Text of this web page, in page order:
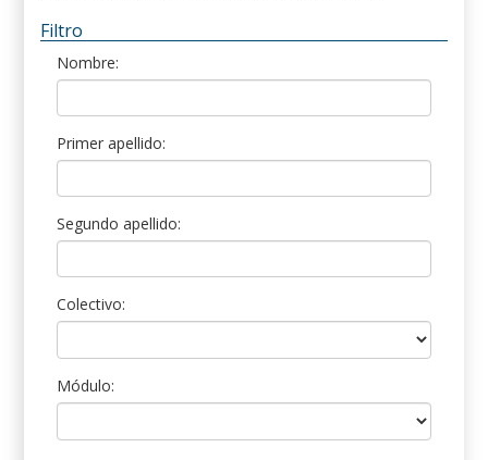
Filtro
Nombre:
Primer apellido:
Segundo apellido:
Colectivo:
Módulo: